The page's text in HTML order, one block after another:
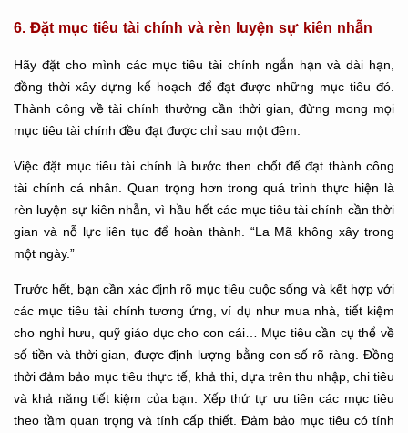
6. Đặt mục tiêu tài chính và rèn luyện sự kiên nhẫn
Hãy đặt cho mình các mục tiêu tài chính ngắn hạn và dài hạn,
đồng thời xây dựng kế hoạch để đạt được những mục tiêu đó.
Thành công về tài chính thường cần thời gian, đừng mong mọi
mục tiêu tài chính đều đạt được chỉ sau một đêm.
Việc đặt mục tiêu tài chính là bước then chốt để đạt thành công
tài chính cá nhân. Quan trọng hơn trong quá trình thực hiện là
rèn luyện sự kiên nhẫn, vì hầu hết các mục tiêu tài chính cần thời
gian và nỗ lực liên tục để hoàn thành. “La Mã không xây trong
một ngày.”
Trước hết, bạn cần xác định rõ mục tiêu cuộc sống và kết hợp với
các mục tiêu tài chính tương ứng, ví dụ như mua nhà, tiết kiệm
cho nghỉ hưu, quỹ giáo dục cho con cái… Mục tiêu cần cụ thể về
số tiền và thời gian, được định lượng bằng con số rõ ràng. Đồng
thời đảm bảo mục tiêu thực tế, khả thi, dựa trên thu nhập, chi tiêu
và khả năng tiết kiệm của bạn. Xếp thứ tự ưu tiên các mục tiêu
theo tầm quan trọng và tính cấp thiết. Đảm bảo mục tiêu có tính